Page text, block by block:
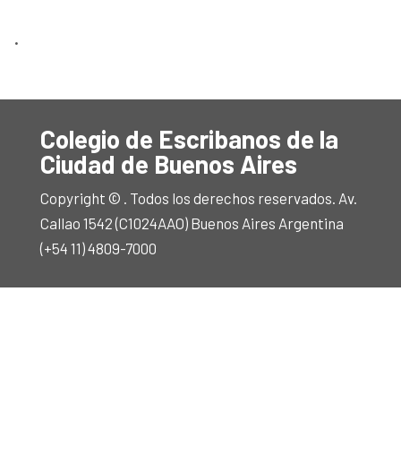
.
Colegio de Escribanos de la
Ciudad de Buenos Aires
Copyright © . Todos los derechos reservados. Av.
Callao 1542 (C1024AAO) Buenos Aires Argentina
(+54 11) 4809-7000